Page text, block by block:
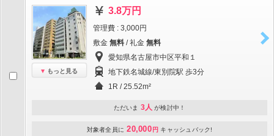
もっと見る
3.8万円
管理費 : 3,000円
敷金 無料 / 礼金 無料
愛知県名古屋市中区平和１
地下鉄名城線/東別院駅 歩3分
1R / 25.52m²
ただいま 3人 が検討中！
対象者全員に 20,000 円 キャッシュバック!